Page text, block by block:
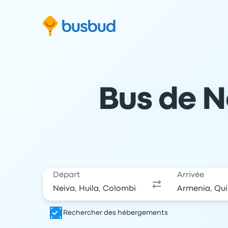
Bus de
Départ Arrivée
Rechercher des hébergements